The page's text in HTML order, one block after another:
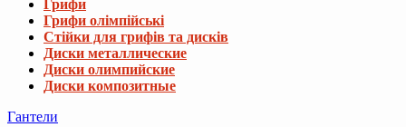
Грифи
Грифи олімпійські
Стійки для грифів та дисків
Диски металлические
Диски олимпийские
Диски композитные
Гантели